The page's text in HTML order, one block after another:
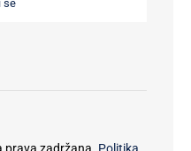
se